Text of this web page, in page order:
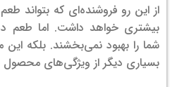
از این رو فروشنده‌‌ای که بتواند
بیشتری خواهد داشت. اما طعم
شما را بهبود نمی‌بخشند. بلکه این
بسیاری دیگر از ویژگی‌های محصول